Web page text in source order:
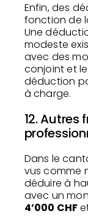
Enfin, des
fonction de
Une
modeste
avec des
conjoint et
déduction
à charge.
12.
Dans le
vus comme
déduire à
avec un
4’000 CHF